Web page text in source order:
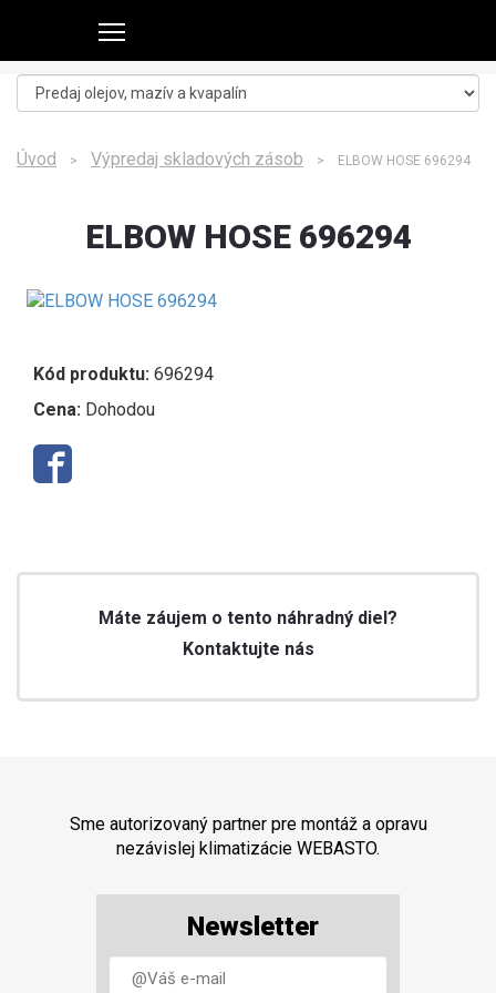
Úvod > Výpredaj skladových zásob > ELBOW HOSE 696294
ELBOW HOSE 696294
Kód produktu: 696294
Cena: Dohodou
Máte záujem o tento náhradný diel?
Kontaktujte nás
Sme autorizovaný partner pre montáž a opravu
nezávislej klimatizácie WEBASTO.
Newsletter